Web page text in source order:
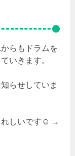
らもドラムを
いきます。
らせしていま
れしいです☺ →